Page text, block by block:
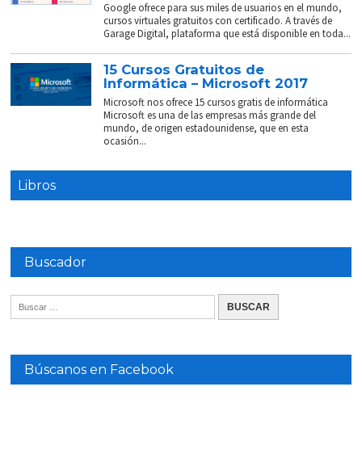
Google ofrece para sus miles de usuarios en el mundo,
cursos virtuales gratuitos con certificado. A través de
Garage Digital, plataforma que está disponible en toda...
15 Cursos Gratuitos de
Informática – Microsoft 2017
Microsoft nos ofrece 15 cursos gratis de informática
Microsoft es una de las empresas más grande del
mundo, de origen estadounidense, que en esta
ocasión...
Libros
Buscador
Búscanos en Facebook